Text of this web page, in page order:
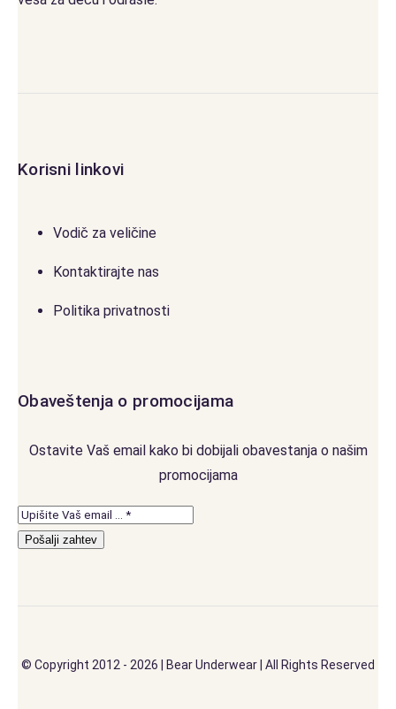
Korisni linkovi
Vodič za veličine
Kontaktirajte nas
Politika privatnosti
Obaveštenja o promocijama
Ostavite Vaš email kako bi dobijali obavestanja o našim
promocijama
Pošalji zahtev
© Copyright 2012 - 2026 | Bear Underwear | All Rights Reserved